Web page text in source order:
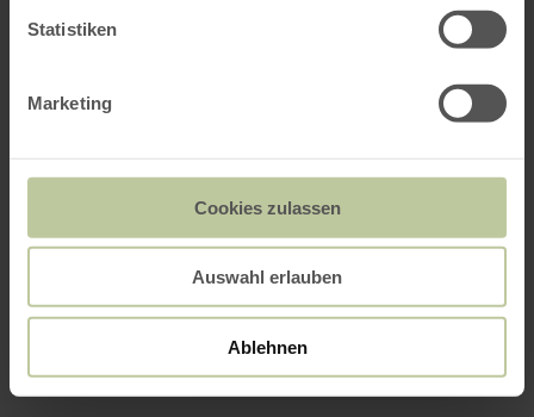
Statistiken
Marketing
Cookies zulassen
Auswahl erlauben
Ablehnen